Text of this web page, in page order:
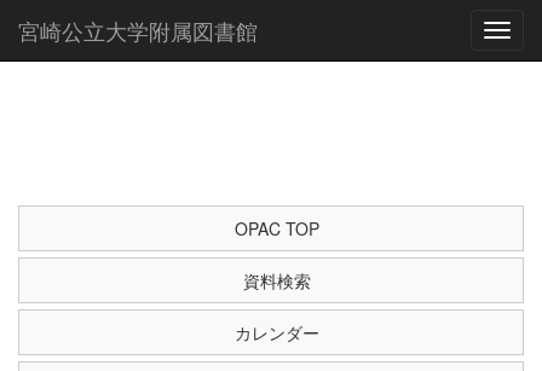
宮崎公立大学附属図書館
OPAC TOP
資料検索
カレンダー